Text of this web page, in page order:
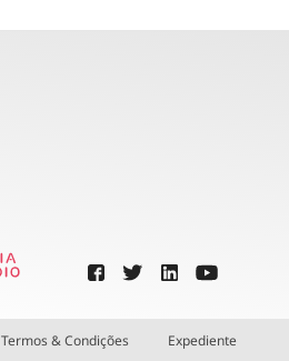
Termos & Condições Expediente